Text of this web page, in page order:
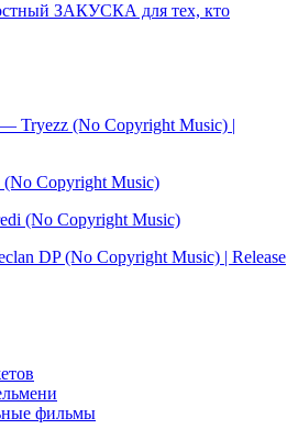
ЗАКУСКА для тех, кто
Tryezz (No Copyright Music) |
(No Copyright Music)
(No Copyright Music)
DP (No Copyright Music) | Release
фильмы